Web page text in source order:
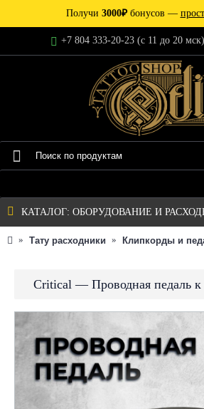
Получи 3000₽бонусов —
+7 804 333-20-23 (c 11 до 20 мск)
КАТАЛОГ: ОБОРУДОВАНИЕ И
Тату расходники Клипкорды и
Critical — Проводная педаль к